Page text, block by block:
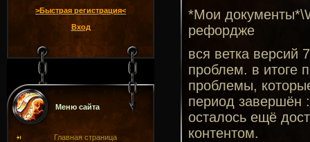
>Быстрая регистрация<
Вход
Меню сайта
Главная страница
*Мои
рефордже
вся ветка версий
проблем. в итоге
проблемы,
период завершён
осталось ещё
контентом.